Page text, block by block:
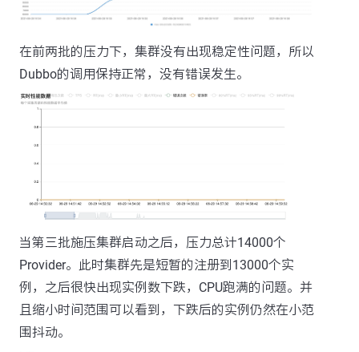
在前两批的压力下，集群没有出现稳定性问题，所以
Dubbo的调用保持正常，没有错误发生。
当第三批施压集群启动之后，压力总计14000个
Provider。此时集群先是短暂的注册到13000个实
例，之后很快出现实例数下跌，CPU跑满的问题。并
且缩小时间范围可以看到，下跌后的实例仍然在小范
围抖动。